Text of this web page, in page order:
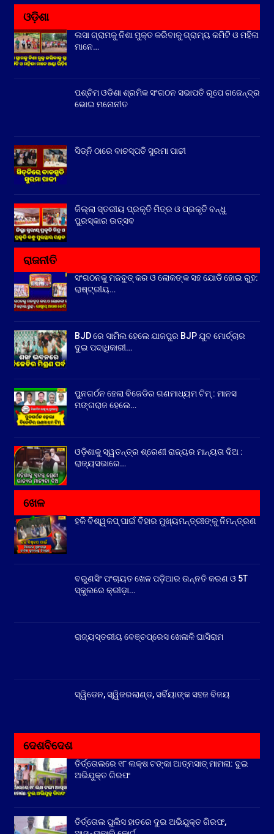
ଓଡ଼ିଶା
ଲସା ଗ୍ରାମକୁ ନିଶା ମୁକ୍ତ କରିବାକୁ ଗ୍ରାମ୍ୟ କମିଟି ଓ ମହିଳା
ମାନେ…
ପଶ୍ଚିମ ଓଡିଶା ଶ୍ରମିକ ସଂଗଠନ ସଭାପତି ରୂପେ ଗଜେନ୍ଦ୍ର
ଭୋଇ ମନୋନୀତ
ସିଡ୍‌ନି ଠାରେ ବାଚସ୍ପତି ସୁରମା ପାଢୀ
ଜିଲ୍ଲା ସ୍ତରୀୟ ପ୍ରକୃତି ମିତ୍ର ଓ ପ୍ରକୃତି ବନ୍ଧୁ
ପୁରସ୍କାର ଉତ୍ସବ
ରାଜନୀତି
ସଂଗଠନକୁ ମଜବୁତ୍ କର ଓ ଲୋକଙ୍କ ସହ ଯୋଡି ହୋଇ ରୁହ:
ରାଷ୍ଟ୍ରୀୟ…
BJD ରେ ସାମିଲ ହେଲେ ଯାଜପୁର BJP ଯୁବ ମୋର୍ଚ୍ଚାର
ଦୁଇ ପଦାଧିକାରୀ…
ପୁନଗର୍ଠନ ହେଲା ବିଜେଡିର ଗଣମାଧ୍ୟମ ଟିମ୍ : ମାନସ
ମଙ୍ଗରାଜ ହେଲେ…
ଓଡ଼ିଶାକୁ ସ୍ୱତନ୍ତ୍ର ଶ୍ରେଣୀ ରାଜ୍ୟର ମାନ୍ୟତା ଦିଅ :
ରାଜ୍ୟସଭାରେ…
ଖେଳ
ହକି ବିଶ୍ୱକପ୍ ପାଇଁ ବିହାର ମୁଖ୍ୟମନ୍ତ୍ରୀଙ୍କୁ ନିମନ୍ତ୍ରଣ
ବରୁଣସିଂ ପଂଚାୟତ ଖେଳ ପଡ଼ିଆର ଉନ୍ନତି କରଣ ଓ 5T
ସ୍କୁଲରେ କ୍ରୀଡ଼ା…
ରାଜ୍ୟସ୍ତରୀୟ ବେଞ୍ଚପ୍ରେସ ଖେଳାଳି ଘାସିରାମ
ସ୍ୱିଡେନ, ସ୍ୱିଜରଲାଣ୍ଡ, ସର୍ବିୟାଙ୍କ ସହଜ ବିଜୟ
ଦେଶବିଦେଶ
ତିର୍ତ୍ତୋଲରେ ୧୮ ଲକ୍ଷ ଟଙ୍କା ଆତ୍ମସାତ୍ ମାମଲା: ଦୁଇ
ଅଭିଯୁକ୍ତ ଗିରଫ
ତିର୍ତ୍ତୋଲ ପୁଲିସ ହାତରେ ଦୁଇ ଅଭିଯୁକ୍ତ ଗିରଫ,